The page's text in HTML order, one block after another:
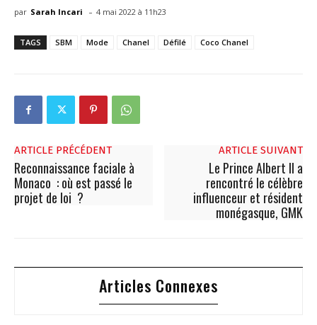
par Sarah Incari - 4 mai 2022 à 11h23
TAGS SBM Mode Chanel Défilé Coco Chanel
ARTICLE PRÉCÉDENT
Reconnaissance faciale à
Monaco : où est passé le
projet de loi ?
ARTICLE SUIVANT
Le Prince Albert II a
rencontré le célèbre
influenceur et résident
monégasque, GMK
Articles Connexes